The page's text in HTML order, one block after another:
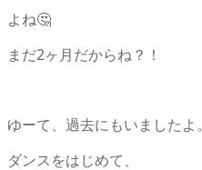
よね🤔
まだ2ヶ月だからね？！
ゆーて、過去にもいましたよ。
ダンスをはじめて、